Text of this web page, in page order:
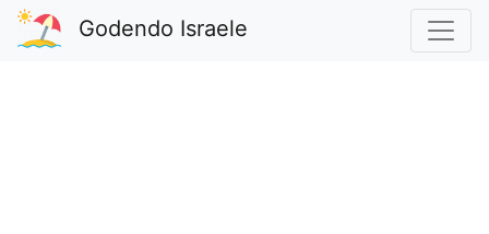
Godendo Israele